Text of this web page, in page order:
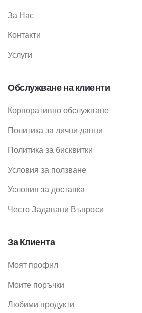
За Нас
Контакти
Услуги
Обслужване на клиенти
Корпоративно обслужване
Политика за лични данни
Политика за бисквитки
Условия за ползване
Условия за доставка
Често Задавани Въпроси
За Клиента
Моят профил
Моите поръчки
Любими продукти